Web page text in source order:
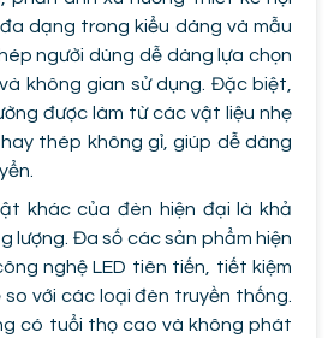
dạng trong kiểu dáng và mẫu
người dùng dễ dàng lựa chọn
không gian sử dụng. Đặc biệt,
được làm từ các vật liệu nhẹ
thép không gỉ, giúp dễ dàng
khác của đèn hiện đại là khả
lượng. Đa số các sản phẩm hiện
nghệ LED tiên tiến, tiết kiệm
với các loại đèn truyền thống.
có tuổi thọ cao và không phát